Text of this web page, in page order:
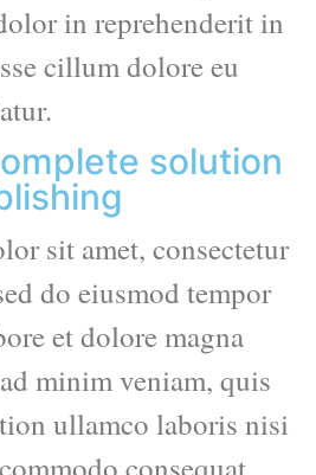
in reprehenderit in
cillum dolore eu
solution
sit amet, consectetur
do eiusmod tempor
et dolore magna
minim veniam, quis
ullamco laboris nisi
consequat.